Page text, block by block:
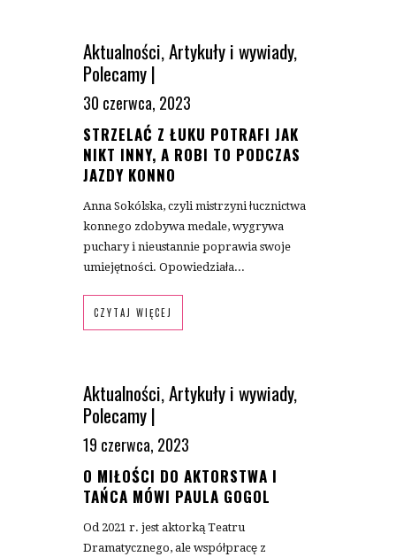
Aktualności,Artykuły i wywiady,
Polecamy|
30 czerwca, 2023
STRZELAĆ Z ŁUKU POTRAFI JAK
NIKT INNY, A ROBI TO PODCZAS
JAZDY KONNO
Anna Sokólska, czyli mistrzyni łucznictwa
konnego zdobywa medale, wygrywa
puchary i nieustannie poprawia swoje
umiejętności. Opowiedziała...
CZYTAJ WIĘCEJ
Aktualności,Artykuły i wywiady,
Polecamy|
19 czerwca, 2023
O MIŁOŚCI DO AKTORSTWA I
TAŃCA MÓWI PAULA GOGOL
Od 2021 r. jest aktorką Teatru
Dramatycznego, ale współpracę z